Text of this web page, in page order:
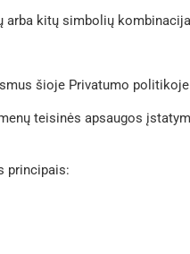
kitų simbolių
šioje Privatumo
teisinės apsaugos
principais: